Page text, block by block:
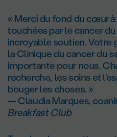
« Merci du fond du cœur
touchées par le cancer
incroyable soutien. Votre
la Clinique du cancer du
importante pour nous.
recherche, les soins et
bouger les choses. »
— Claudia Marques,
Breakfast Club